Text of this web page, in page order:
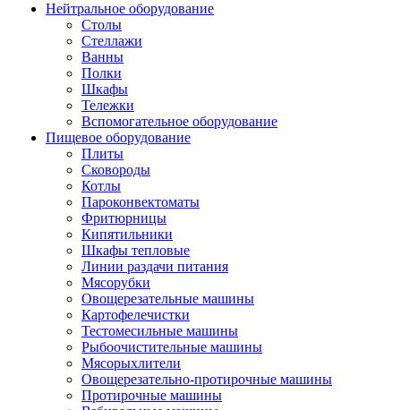
Нейтральное оборудование
Столы
Стеллажи
Ванны
Полки
Шкафы
Тележки
Вспомогательное оборудование
Пищевое оборудование
Плиты
Сковороды
Котлы
Пароконвектоматы
Фритюрницы
Кипятильники
Шкафы тепловые
Линии раздачи питания
Мясорубки
Овощерезательные машины
Картофелечистки
Тестомесильные машины
Рыбоочистительные машины
Мясорыхлители
Овощерезательно-протирочные машины
Протирочные машины